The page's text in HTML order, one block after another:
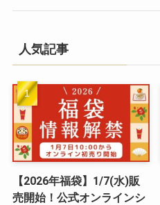
人気記事
【2026年福袋】1/7(水)販
売開始！公式オンラインシ